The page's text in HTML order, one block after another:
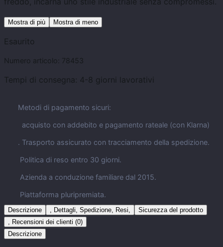
Mostra di più Mostra di meno
Esaurito
Numero articolo: 78453
Tempi di consegna: 4-8 giorni lavorativi
Metodi di pagamento sicuri:
acquisto con addebito e pagamento rateale (con Klarna)
. Trasporto assicurato con tracciamento della spedizione.
Politica di reso entro 30 giorni.
Azienda a conduzione familiare dal 2015.
Piattaforma pluripremiata.
Descrizione , Dettagli, Spedizione, Resi,
Sicurezza del prodotto
, Recensioni dei clienti (0)
Descrizione